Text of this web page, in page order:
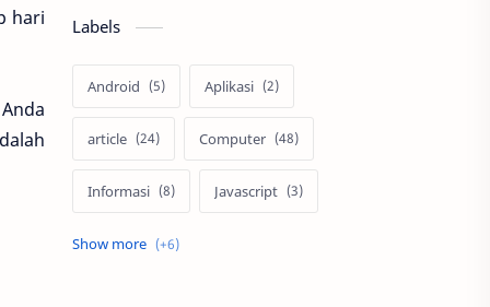
hari
Labels
Android Aplikasi
article Computer
Informasi Javascript
network